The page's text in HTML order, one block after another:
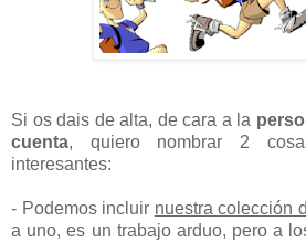
Si os dais de alta, de cara a la
cuenta, quiero nombrar 2
interesantes:
- Podemos incluir nuestra colección
a uno, es un trabajo arduo, pero a